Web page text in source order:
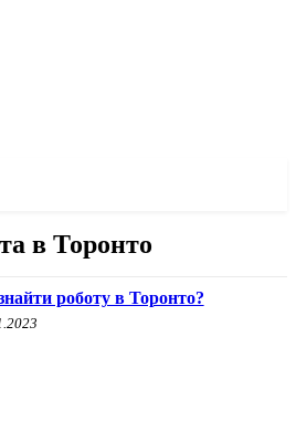
в Торонто
роботу в Торонто?